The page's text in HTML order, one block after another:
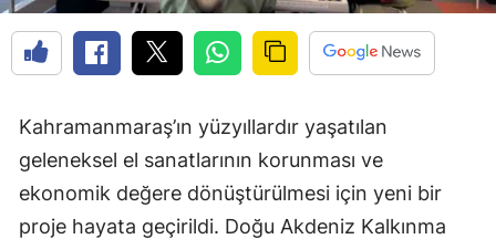
Kahramanmaraş’ın yüzyıllardır yaşatılan
geleneksel el sanatlarının korunması ve
ekonomik değere dönüştürülmesi için yeni bir
proje hayata geçirildi. Doğu Akdeniz Kalkınma